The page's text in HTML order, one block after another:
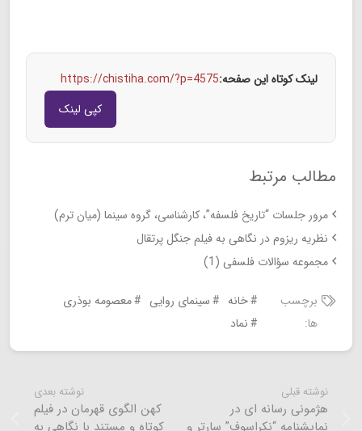
لینک کوتاه این صفحه:https://chistiha.com/?p=4575
کپی لینک
مطالب مرتبط
مرور جلسات “تاریخ فلسفه”، کارشناسی، گروه سینما (میان ترم)
نظریه ریزوم در نگاهی به فیلم جنگل پرتقال
مجموعه سؤالات فلسفی (1)
برچسب
ها:
خانه سینمای روایی
معصومه بوذری
نماد
نوشته قبلی
هژمونی رسانه ای در
نوشته بعدی
کهن الگوی قهرمان در فیلم